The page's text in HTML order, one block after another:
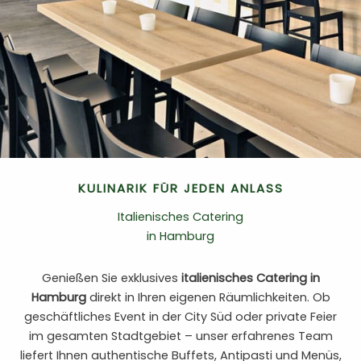
KULINARIK FÜR JEDEN ANLASS
Italienisches Catering
in Hamburg
Genießen Sie exklusives italienisches Catering in
Hamburgdirekt in Ihren eigenen Räumlichkeiten. Ob
geschäftliches Event in der City Süd oder private Feier
im gesamten Stadtgebiet – unser erfahrenes Team
liefert Ihnen authentische Buffets, Antipasti und Menüs,